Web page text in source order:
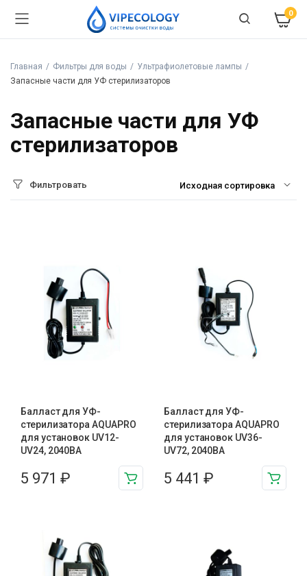
0
Главная Фильтры для воды
Ультрафиолетовые лампы
Запасные части для УФ стерилизаторов
Запасные части для УФ
стерилизаторов
Фильтровать
Балласт для УФ-
стерилизатора AQUAPRO
для установок UV12-
UV24, 2040BA
5 971 ₽
Балласт для УФ-
стерилизатора AQUAPRO
для установок UV36-
UV72, 2040BA
5 441 ₽